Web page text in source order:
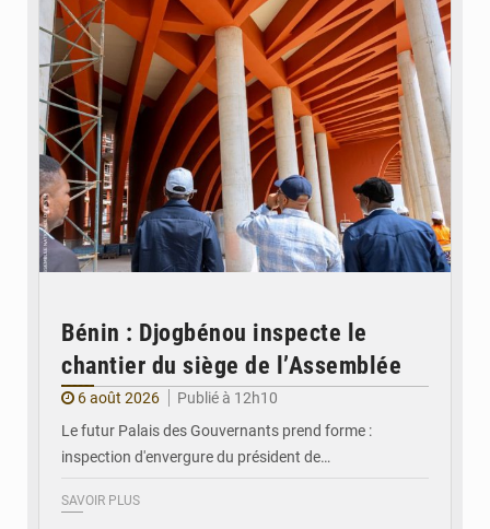
Bénin : Djogbénou inspecte le
chantier du siège de l’Assemblée
6 août 2026
Publié à 12h10
Le futur Palais des Gouvernants prend forme :
inspection d'envergure du président de…
SAVOIR PLUS